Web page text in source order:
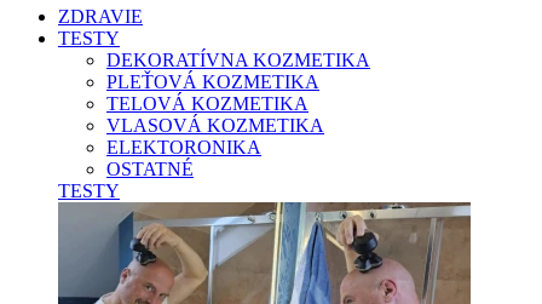
ZDRAVIE
TESTY
DEKORATÍVNA KOZMETIKA
PLEŤOVÁ KOZMETIKA
TELOVÁ KOZMETIKA
VLASOVÁ KOZMETIKA
ELEKTORONIKA
OSTATNÉ
TESTY